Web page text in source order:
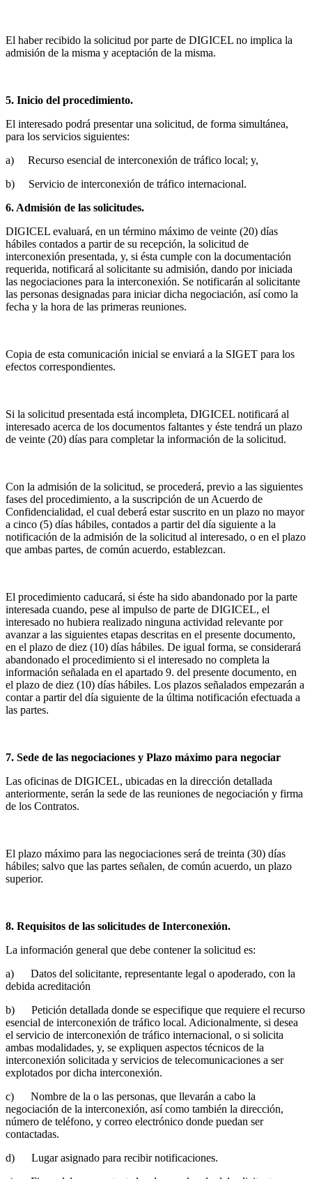
El haber recibido la solicitud por parte de DIGICEL no implica la
admisión de la misma y aceptación de la misma.
5. Inicio del procedimiento.
El interesado podrá presentar una solicitud, de forma simultánea,
para los servicios siguientes:
a) Recurso esencial de interconexión de tráfico local; y,
b) Servicio de interconexión de tráfico internacional.
6. Admisión de las solicitudes.
DIGICEL evaluará, en un término máximo de veinte (20) días
hábiles contados a partir de su recepción, la solicitud de
interconexión presentada, y, si ésta cumple con la documentación
requerida, notificará al solicitante su admisión, dando por iniciada
las negociaciones para la interconexión. Se notificarán al solicitante
las personas designadas para iniciar dicha negociación, así como la
fecha y la hora de las primeras reuniones.
Copia de esta comunicación inicial se enviará a la SIGET para los
efectos correspondientes.
Si la solicitud presentada está incompleta, DIGICEL notificará al
interesado acerca de los documentos faltantes y éste tendrá un plazo
de veinte (20) días para completar la información de la solicitud.
Con la admisión de la solicitud, se procederá, previo a las siguientes
fases del procedimiento, a la suscripción de un Acuerdo de
Confidencialidad, el cual deberá estar suscrito en un plazo no mayor
a cinco (5) días hábiles, contados a partir del día siguiente a la
notificación de la admisión de la solicitud al interesado, o en el plazo
que ambas partes, de común acuerdo, establezcan.
El procedimiento caducará, si éste ha sido abandonado por la parte
interesada cuando, pese al impulso de parte de DIGICEL, el
interesado no hubiera realizado ninguna actividad relevante por
avanzar a las siguientes etapas descritas en el presente documento,
en el plazo de diez (10) días hábiles. De igual forma, se considerará
abandonado el procedimiento si el interesado no completa la
información señalada en el apartado 9. del presente documento, en
el plazo de diez (10) días hábiles. Los plazos señalados empezarán a
contar a partir del día siguiente de la última notificación efectuada a
las partes.
7. Sede de las negociaciones y Plazo máximo para negociar
Las oficinas de DIGICEL, ubicadas en la dirección detallada
anteriormente, serán la sede de las reuniones de negociación y firma
de los Contratos.
El plazo máximo para las negociaciones será de treinta (30) días
hábiles; salvo que las partes señalen, de común acuerdo, un plazo
superior.
8. Requisitos de las solicitudes de Interconexión.
La información general que debe contener la solicitud es:
a) Datos del solicitante, representante legal o apoderado, con la
debida acreditación
b) Petición detallada donde se especifique que requiere el recurso
esencial de interconexión de tráfico local. Adicionalmente, si desea
el servicio de interconexión de tráfico internacional, o si solicita
ambas modalidades, y, se expliquen aspectos técnicos de la
interconexión solicitada y servicios de telecomunicaciones a ser
explotados por dicha interconexión.
c) Nombre de la o las personas, que llevarán a cabo la
negociación de la interconexión, así como también la dirección,
número de teléfono, y correo electrónico donde puedan ser
contactadas.
d) Lugar asignado para recibir notificaciones.